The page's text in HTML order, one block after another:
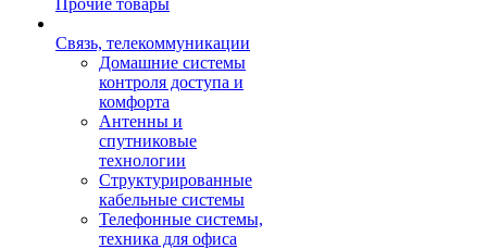
Прочие товары
Связь, телекоммуникации
Домашние системы
контроля доступа и
комфорта
Антенны и
спутниковые
технологии
Структурированные
кабельные системы
Телефонные системы,
техника для офиса